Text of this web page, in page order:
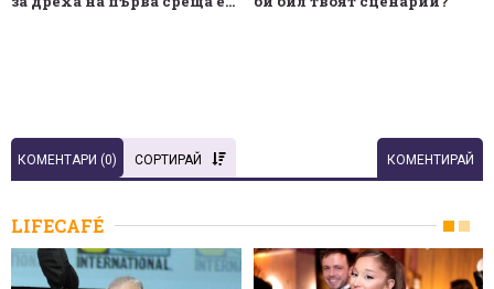
КОМЕНТАРИ (0) СОРТИРАЙ КОМЕНТИРАЙ
LIFECAFÉ